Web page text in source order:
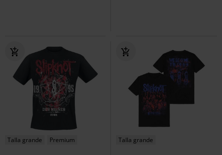
Talla grande Premium Talla grande